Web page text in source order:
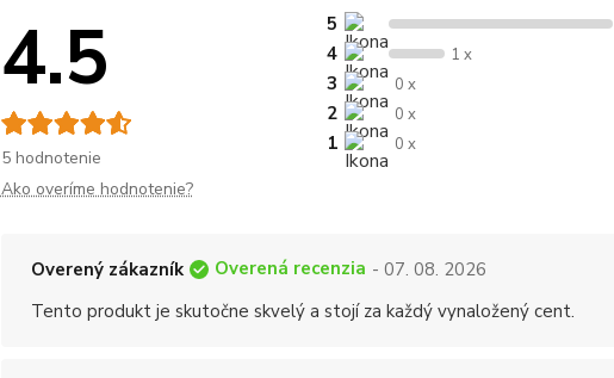
4.5
5 hodnotenie
5
4
1 x
3 0 x
2 0 x
1 0 x
Ako overíme hodnotenie?
Overený zákazník Overená recenzia - 07. 08. 2026
Tento produkt je skutočne skvelý a stojí za každý vynaložený cent.